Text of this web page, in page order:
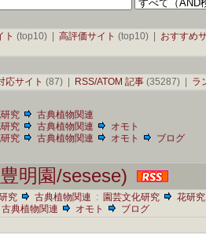
ト (top10) | 高評価サイト (top10) | おすすめ
応サイト (87) | RSS/ATOM 記事(35287) | ラ
究
古典植物関連
究 古典植物関連
オモト
究 古典植物関連 オモト ブログ
明園/sesese)
究 古典植物関連 : 園芸文化研究 花研究
古典植物関連 オモト
ブログ